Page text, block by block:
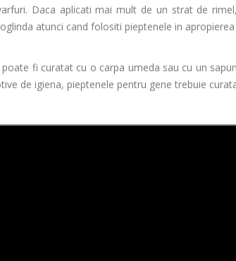
Daca aplicati mai mult de un strat de
atunci cand folositi pieptenele in
fi curatat cu o carpa umeda sau cu un
de igiena, pieptenele pentru gene trebuie